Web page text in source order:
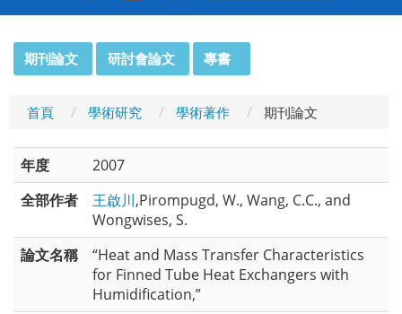
期刊論文 研討會論文 專書
首頁 學術研究 學術著作 期刊論文
年度
2007
全部作者
王啟川,Pirompugd, W., Wang, C.C., and
Wongwises, S.
論文名稱
“Heat and Mass Transfer Characteristics
for Finned Tube Heat Exchangers with
Humidification,”